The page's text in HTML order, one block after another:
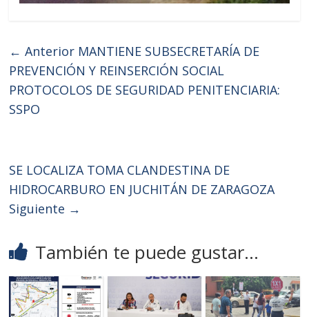
← Anterior MANTIENE SUBSECRETARÍA DE
PREVENCIÓN Y REINSERCIÓN SOCIAL
PROTOCOLOS DE SEGURIDAD PENITENCIARIA:
SSPO
SE LOCALIZA TOMA CLANDESTINA DE
HIDROCARBURO EN JUCHITÁN DE ZARAGOZA
Siguiente →
También te puede gustar...